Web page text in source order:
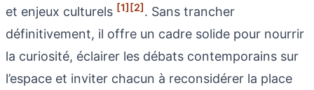
et enjeux culturels [1][2]. Sans trancher
définitivement, il offre un cadre solide pour nourrir
la curiosité, éclairer les débats contemporains sur
l’espace et inviter chacun à reconsidérer la place